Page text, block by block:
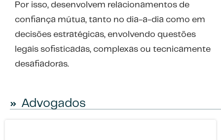
Por isso, desenvolvem relacionamentos de
confiança mútua, tanto no dia-a-dia como em
decisões estratégicas, envolvendo questões
legais sofisticadas, complexas ou tecnicamente
desafiadoras.
Advogados